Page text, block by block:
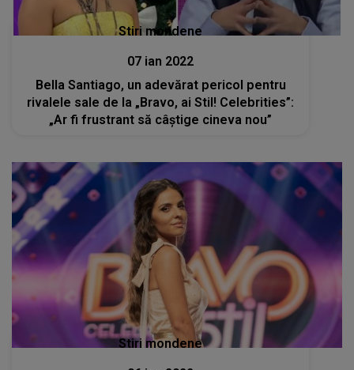
Stiri mondene
07 ian 2022
Bella Santiago, un adevărat pericol pentru
rivalele sale de la „Bravo, ai Stil! Celebrities”:
„Ar fi frustrant să câștige cineva nou”
Stiri mondene